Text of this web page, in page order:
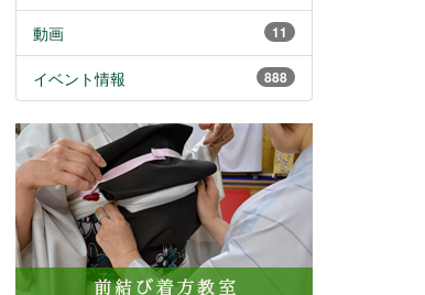
11
動画
888
イベント情報